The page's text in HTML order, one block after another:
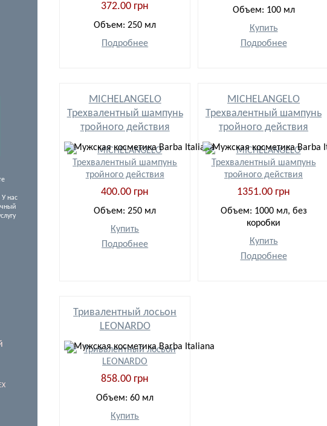
нас
372.00 грн
Объем: 250 мл
Подробнее
Объем: 100 мл
Купить
Подробнее
MICHELANGELO
Трехвалентный шампунь
тройного действия
400.00 грн
Объем: 250 мл
Купить
Подробнее
MICHELANGELO
Трехвалентный шампунь
тройного действия
1351.00 грн
Объем: 1000 мл, без
коробки
Купить
Подробнее
Тривалентный лосьон
LEONARDO
858.00 грн
Объем: 60 мл
Купить